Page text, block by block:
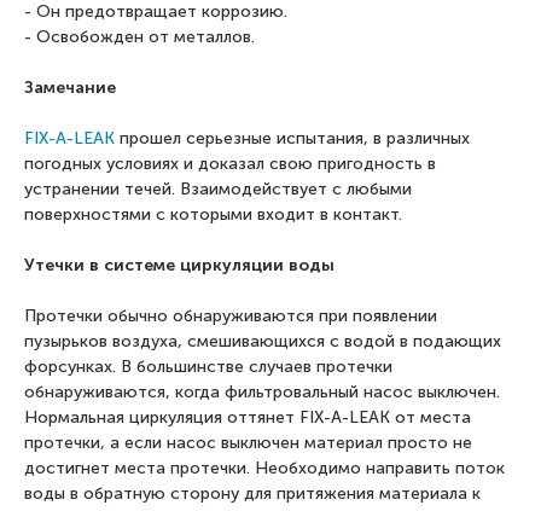
- Он предотвращает коррозию.
- Освобожден от металлов.
Замечание
FIX-A-LEAK прошел серьезные испытания, в различных
погодных условиях и доказал свою пригодность в
устранении течей. Взаимодействует с любыми
поверхностями с которыми входит в контакт.
Утечки в системе циркуляции воды
Протечки обычно обнаруживаются при появлении
пузырьков воздуха, смешивающихся с водой в подающих
форсунках. В большинстве случаев протечки
обнаруживаются, когда фильтровальный насос выключен.
Нормальная циркуляция оттянет FIX-A-LEAK от места
протечки, а если насос выключен материал просто не
достигнет места протечки. Необходимо направить поток
воды в обратную сторону для притяжения материала к